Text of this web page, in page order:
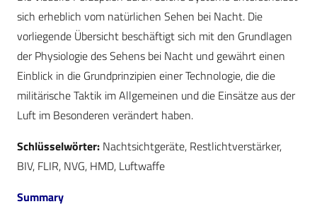
sich erheblich vom natürlichen Sehen bei Nacht. Die
vorliegende Übersicht beschäftigt sich mit den Grundlagen
der Physiologie des Sehens bei Nacht und gewährt einen
Einblick in die Grundprinzipien einer Technologie, die die
militärische Taktik im Allgemeinen und die Einsätze aus der
Luft im Besonderen verändert haben.
Schlüsselwörter: Nachtsichtgeräte, Restlichtverstärker,
BIV, FLIR, NVG, HMD, Luftwaffe
Summary